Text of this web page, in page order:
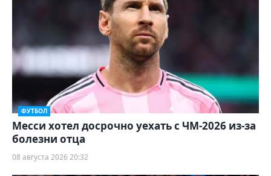
ФУТБОЛ
Месси хотел досрочно уехать с ЧМ-2026 из-за
болезни отца
08 августа 2026 20:32